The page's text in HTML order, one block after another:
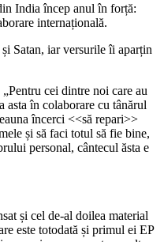
India încep anul în forță:
internațională.
Satan, iar versurile îi aparțin
cei dintre noi care au
asta în colaborare cu tânărul
încerci <<să repari>>
și să faci totul să fie bine,
personal, cântecul ăsta e
și cel de-al doilea material
este totodată și primul ei EP